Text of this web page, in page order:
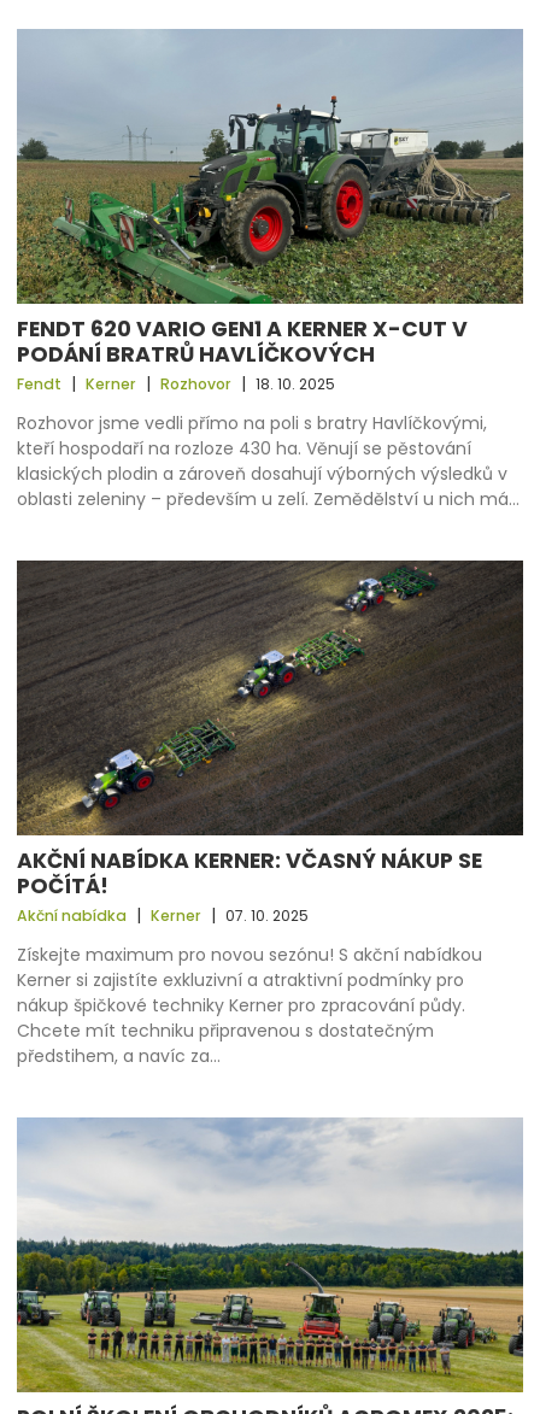
FENDT 620 VARIO GEN1 A KERNER X-CUT V
PODÁNÍ BRATRŮ HAVLÍČKOVÝCH
Fendt | Kerner | Rozhovor | 18. 10. 2025
Rozhovor jsme vedli přímo na poli s bratry Havlíčkovými,
kteří hospodaří na rozloze 430 ha. Věnují se pěstování
klasických plodin a zároveň dosahují výborných výsledků v
oblasti zeleniny – především u zelí. Zemědělství u nich má…
AKČNÍ NABÍDKA KERNER: VČASNÝ NÁKUP SE
POČÍTÁ!
Akční nabídka | Kerner | 07. 10. 2025
Získejte maximum pro novou sezónu! S akční nabídkou
Kerner si zajistíte exkluzivní a atraktivní podmínky pro
nákup špičkové techniky Kerner pro zpracování půdy.
Chcete mít techniku připravenou s dostatečným
předstihem, a navíc za…